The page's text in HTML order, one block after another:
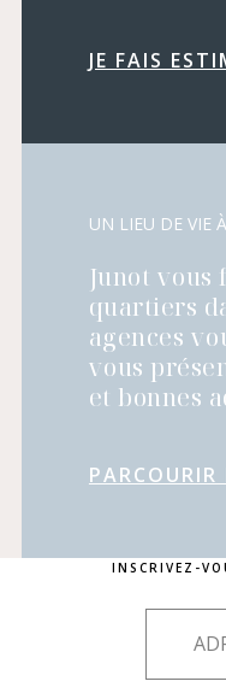
JE FAIS
UN LIEU DE VIE
Junot
quartiers
agences
vous
et bonnes
PARCOURIR
INSCRIVEZ-